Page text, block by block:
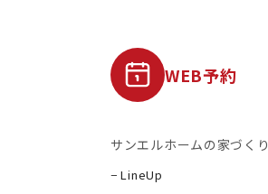
WEB予約
サンエルホームの家づくり
− LineUp